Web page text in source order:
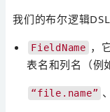
我们的布尔逻辑
FieldName ，
表名和列名（例
“file.name”